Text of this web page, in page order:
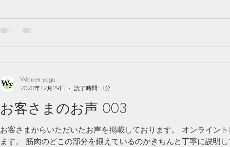
お客さまのお声 003
お客さまからいただいたお声を掲載しております。 オンライン
ます。 筋肉のどこの部分を鍛えているのかきちんと丁寧に説明
Wensen yoga
2020年12月29日
読了時間: 1分